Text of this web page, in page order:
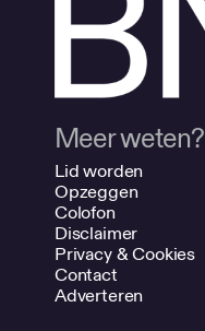
Meer weten?
Lid worden
Opzeggen
Colofon
Disclaimer
Privacy & Cookies
Contact
Adverteren